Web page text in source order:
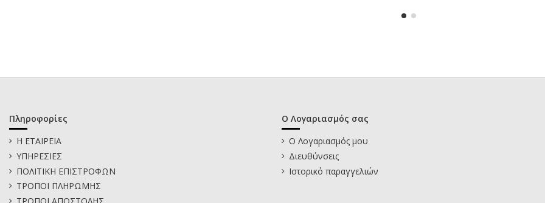
Πληροφορίες
Η ΕΤΑΙΡΕΙΑ
ΥΠΗΡΕΣΙΕΣ
ΠΟΛΙΤΙΚΗ ΕΠΙΣΤΡΟΦΩΝ
ΤΡΟΠΟΙ ΠΛΗΡΩΜΗΣ
Ο Λογαριασμός σας
Ο Λογαριασμός μου
Διευθύνσεις
Ιστορικό παραγγελιών